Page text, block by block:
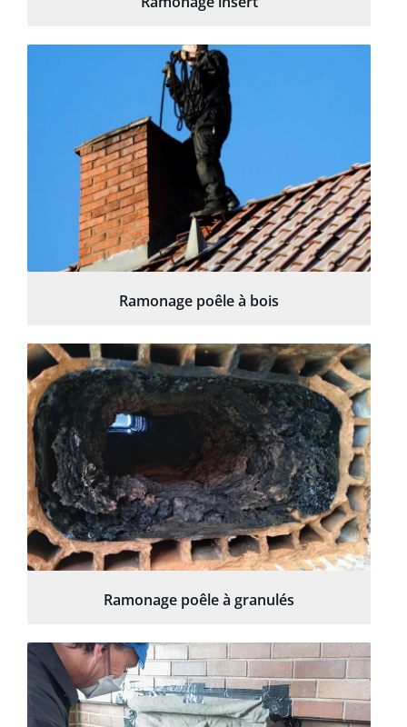
Ramonage poêle à bois
Ramonage poêle à granulés